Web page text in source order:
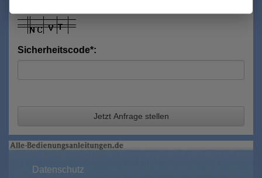
Sicherheitscode*:
Jetzt Anfrage stellen
Datenschutz